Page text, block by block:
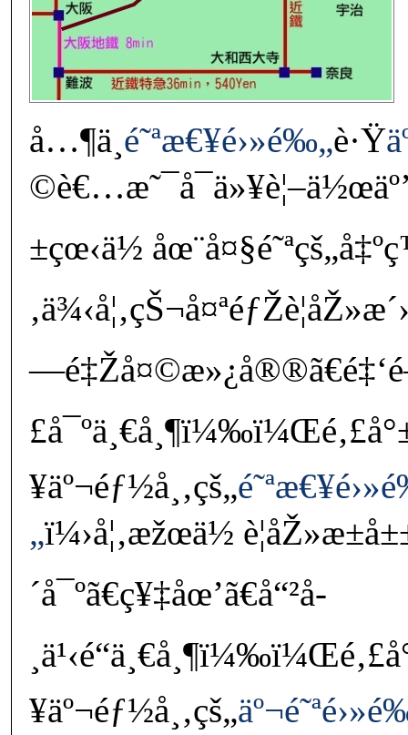
å…¶ä¸­ é˜ªæ€¥é›»é‰„è·Ÿ
±çœ‹ä½
¥äº¬éƒ½å¸‚çš„
„ï¼›å¦‚æžœä½
´å¯ºã€ç¥‡åœ’ã€å“²å­
¥äº¬éƒ½å¸‚çš„